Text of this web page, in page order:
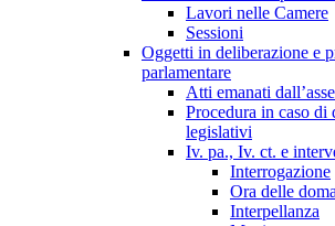
Lavori nelle Camere
Sessioni
Oggetti in deliberazione e
parlamentare
Atti emanati
Procedura in caso di
legislativi
Iv. pa., Iv. ct. e
Interrogazione
Ora delle
Interpellanza